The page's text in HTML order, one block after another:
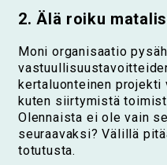
2. Älä roiku
Moni organisaatio
kertaluonteinen projekti
kuten siirtymistä
Olennaista ei ole vain
seuraavaksi? Välillä
totutusta.